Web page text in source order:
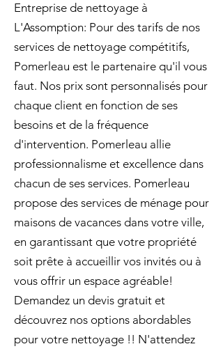
Entreprise de nettoyage à
L'Assomption: Pour des tarifs de nos
services de nettoyage compétitifs,
Pomerleau est le partenaire qu'il vous
faut. Nos prix sont personnalisés pour
chaque client en fonction de ses
besoins et de la fréquence
d'intervention. Pomerleau allie
professionnalisme et excellence dans
chacun de ses services. Pomerleau
propose des services de ménage pour
maisons de vacances dans votre ville,
en garantissant que votre propriété
soit prête à accueillir vos invités ou à
vous offrir un espace agréable!
Demandez un devis gratuit et
découvrez nos options abordables
pour votre nettoyage !! N'attendez